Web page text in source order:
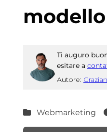
modello
Ti auguro
esitare a
Autore:
Webmarketing